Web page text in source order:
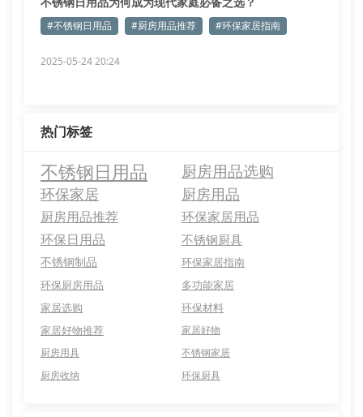
#不锈钢日用品 #厨房用品推荐 #环保家居指南
2025-05-24 20:24
热门标签
不锈钢日用品 厨房用品选购
环保家居 厨房用品
厨房用品推荐
环保家居用品
环保日用品
不锈钢厨具
不锈钢制品
环保家居指南
环保厨房用品
多功能家居
家居选购
环保材料
家居好物推荐
家居好物
厨房用具
不锈钢家居
厨房收纳
环保厨具